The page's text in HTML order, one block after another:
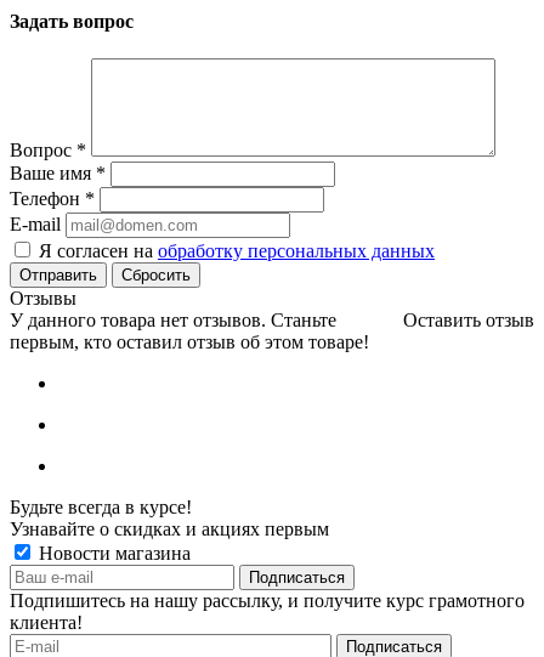
Задать вопрос
Вопрос *
Ваше имя *
Телефон *
E-mail
Я согласен на обработку персональных данных
Сбросить
Отзывы
Оставить отзыв
У данного товара нет отзывов. Станьте
первым, кто оставил отзыв об этом товаре!
Будьте всегда в курсе!
Узнавайте о скидках и акциях первым
Новости магазина
Подпишитесь на нашу рассылку, и получите курс грамотного
клиента!